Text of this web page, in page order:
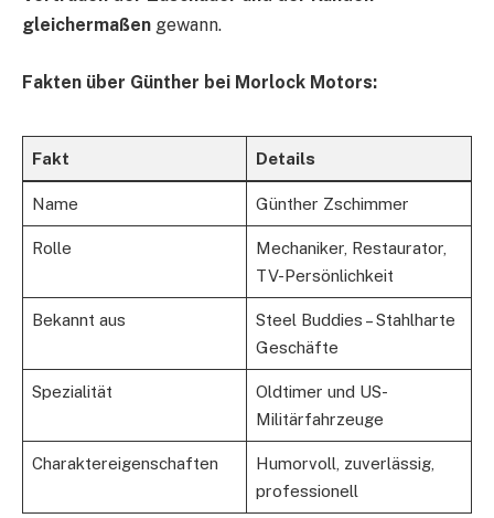
gleichermaßen gewann.
Fakten über Günther bei Morlock Motors:
Fakt Details
Name Günther Zschimmer
Rolle
Mechaniker, Restaurator,
TV-Persönlichkeit
Bekannt aus
Steel Buddies – Stahlharte
Geschäfte
Spezialität
Oldtimer und US-
Militärfahrzeuge
Charaktereigenschaften
Humorvoll, zuverlässig,
professionell